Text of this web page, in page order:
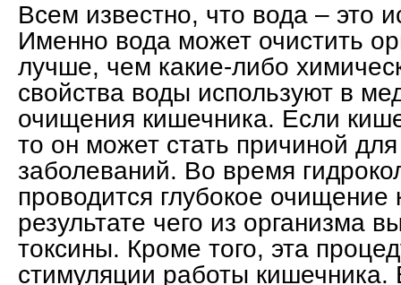
Всем известно, что вода – это
Именно вода может очистить
лучше, чем какие-либо
свойства воды используют в
очищения кишечника. Если
то он может стать причиной
заболеваний. Во время
проводится глубокое очищение
результате чего из организма
токсины. Кроме того, эта
стимуляции работы кишечника.